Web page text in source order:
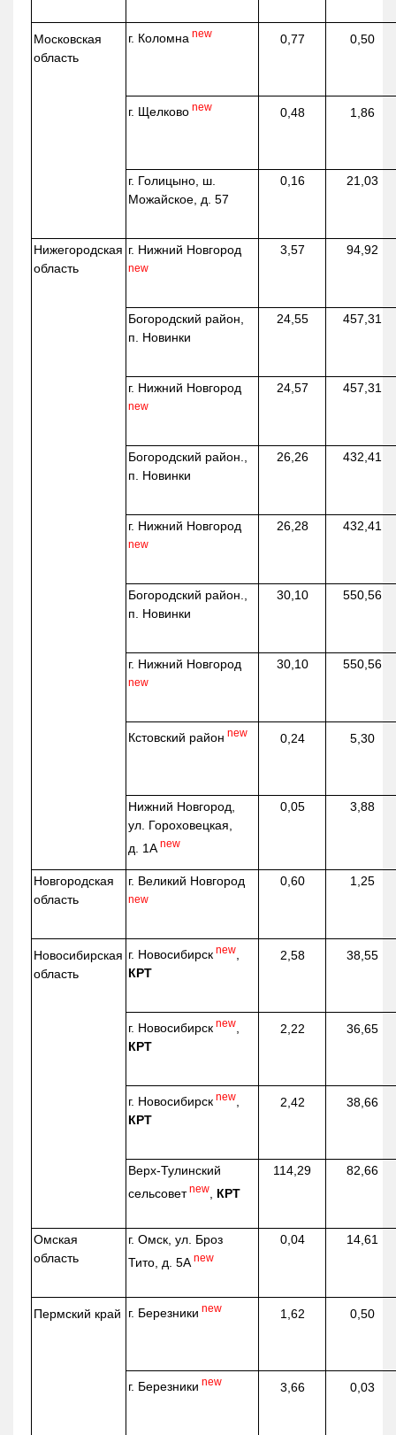
Московская
область
г. Коломна new 0,77 0,50
г. Щелково new 0,48 1,86
г. Голицыно, ш.
Можайское, д. 57
0,16 21,03
Нижегородская
область
г. Нижний Новгород
new
3,57 94,92
Богородский район,
п. Новинки
24,55 457,31
г. Нижний Новгород
new
24,57 457,31
Богородский район.,
п. Новинки
26,26 432,41
г. Нижний Новгород
new
26,28 432,41
Богородский район.,
п. Новинки
30,10 550,56
г. Нижний Новгород
new
30,10 550,56
Кстовский район new 0,24 5,30
Нижний Новгород,
ул. Гороховецкая,
д. 1А new
0,05 3,88
Новгородская
область
г. Великий Новгород
new
0,60 1,25
Новосибирская
область
г. Новосибирск new,
КРТ
2,58 38,55
г. Новосибирск new,
КРТ
2,22 36,65
г. Новосибирск new,
КРТ
2,42 38,66
Верх-Тулинский
сельсовет new, КРТ
114,29 82,66
Омская
область
г. Омск, ул. Броз
Тито, д. 5А new
0,04 14,61
Пермский край г. Березники new 1,62 0,50
г. Березники new 3,66 0,03